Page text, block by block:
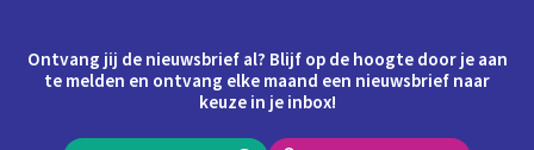
Ontvang jij de nieuwsbrief al? Blijf op de hoogte door je aan
te melden en ontvang elke maand een nieuwsbrief naar
keuze in je inbox!